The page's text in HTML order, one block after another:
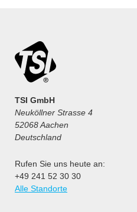
TSI GmbH
Neuköllner Strasse 4
52068 Aachen
Deutschland
Rufen Sie uns heute an:
+49 241 52 30 30
Alle Standorte